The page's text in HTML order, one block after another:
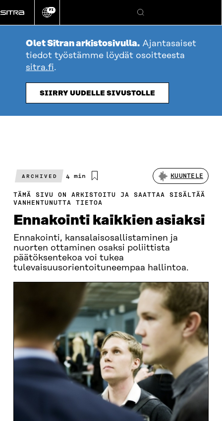
suoraan
sisältöön
Vaihda
kieli
FI
Hae
Olet Sitran arkistosivulla. Ajantasaiset
tiedot työstämme löydät osoitteesta
sitra.fi.
SIIRRY UUDELLE SIVUSTOLLE
ARCHIVED
Arvioitu
4 min KUUNTELE
TÄMÄ SIVU ON ARKISTOITU JA SAATTAA SISÄLTÄÄ
VANHENTUNUTTA TIETOA
Ennakointi kaikkien asiaksi
Ennakointi, kansalaisosallistaminen ja
nuorten ottaminen osaksi poliittista
päätöksentekoa voi tukea
tulevaisuusorientoituneempaa hallintoa.